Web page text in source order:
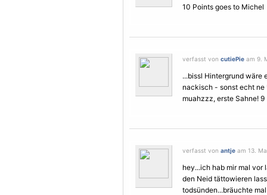
10 Points goes to Michel
verfasst von cutiePie am 9.
...bissl Hintergrund wäre
nackisch - sonst echt
muahzzz, erste Sahne!
verfasst von antje am 13.
hey...ich hab mir mal vor
den Neid tättowieren
todsünden...bräuchte